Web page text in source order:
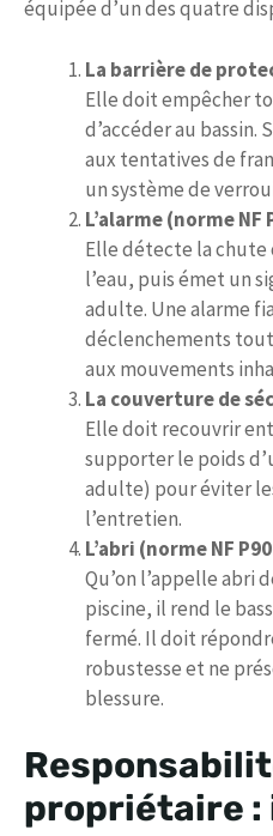
équipée d’un des quatre
La barrière de
Elle doit empêcher
d’accéder au
aux tentatives de
un système de
L’alarme (norme NF
Elle détecte la
l’eau, puis émet un
adulte. Une alarme
déclenchements
aux mouvements
La couverture de
Elle doit recouvrir
supporter le poids
adulte) pour éviter
l’entretien.
L’abri (norme NF
Qu’on l’appelle abri
piscine, il rend le
fermé. Il doit
robustesse et ne
blessure.
propriétaire